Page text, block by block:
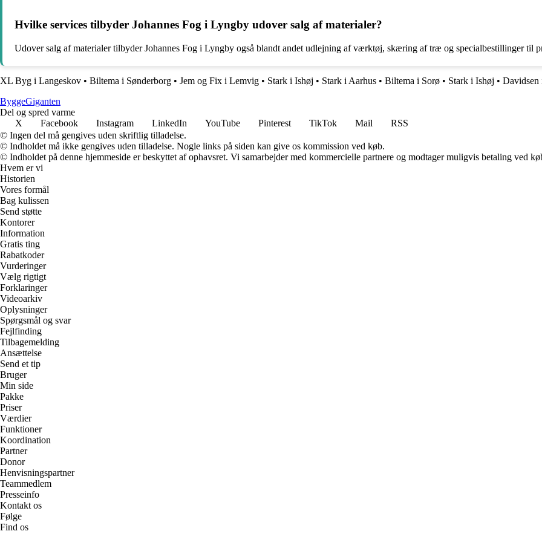
Hvilke services tilbyder Johannes Fog i Lyngby udover salg af materialer?
Udover salg af materialer tilbyder Johannes Fog i Lyngby også blandt andet udlejning af værktøj, skæring af træ og specialbestillinger til
XL Byg i Langeskov • Biltema i Sønderborg • Jem og Fix i Lemvig • Stark i Ishøj • Stark i Aarhus • Biltema i Sorø • Stark i Ishøj • Davidsen
ByggeGiganten
Del og spred varme
X
Facebook Instagram LinkedIn YouTube Pinterest TikTok Mail
RSS
© Ingen del må gengives uden skriftlig tilladelse.
© Indholdet må ikke gengives uden tilladelse. Nogle links på siden kan give os kommission ved køb.
© Indholdet på denne hjemmeside er beskyttet af ophavsret. Vi samarbejder med kommercielle partnere og modtager muligvis betaling ved
Hvem er vi
Historien
Vores formål
Bag kulissen
Send støtte
Kontorer
Information
Gratis ting
Rabatkoder
Vurderinger
Vælg rigtigt
Forklaringer
Videoarkiv
Oplysninger
Spørgsmål og svar
Fejlfinding
Tilbagemelding
Ansættelse
Send et tip
Bruger
Min side
Pakke
Priser
Værdier
Funktioner
Koordination
Partner
Donor
Henvisningspartner
Teammedlem
Presseinfo
Kontakt os
Følge
Find os